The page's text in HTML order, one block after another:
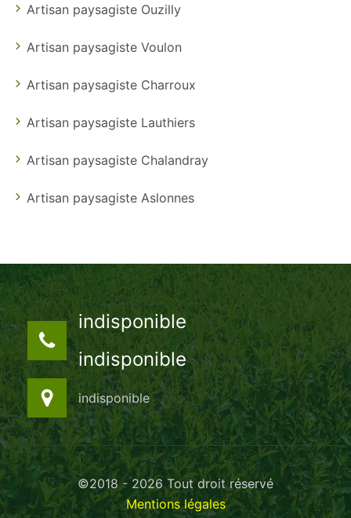
Artisan paysagiste Ouzilly
Artisan paysagiste Voulon
Artisan paysagiste Charroux
Artisan paysagiste Lauthiers
Artisan paysagiste Chalandray
Artisan paysagiste Aslonnes
indisponible
indisponible
indisponible
©2018 - 2026 Tout droit réservé
Mentions légales